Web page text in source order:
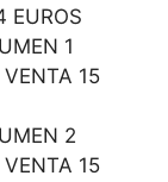
EUROS
1
VENTA 15
2
VENTA 15